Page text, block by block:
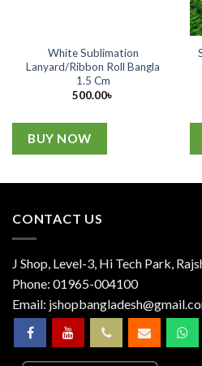
White Sublimation
Lanyard/Ribbon Roll Bangla
1.5 Cm
500.00৳
BUY NOW
CONTACT US
J Shop, Level-3, Hi Tech Park,
Phone: 01965-004100
Email: